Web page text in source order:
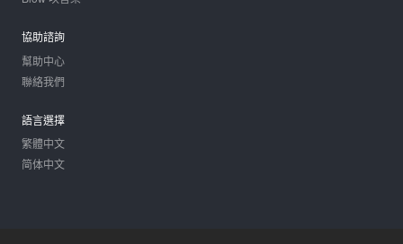
協助諮詢
幫助中心
聯絡我們
語言選擇
繁體中文
简体中文